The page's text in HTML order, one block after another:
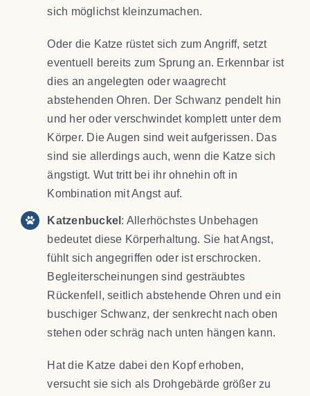
sich möglichst kleinzumachen.
Oder die Katze rüstet sich zum Angriff, setzt
eventuell bereits zum Sprung an. Erkennbar ist
dies an angelegten oder waagrecht
abstehenden Ohren. Der Schwanz pendelt hin
und her oder verschwindet komplett unter dem
Körper. Die Augen sind weit aufgerissen. Das
sind sie allerdings auch, wenn die Katze sich
ängstigt. Wut tritt bei ihr ohnehin oft in
Kombination mit Angst auf.
Katzenbuckel : Allerhöchstes Unbehagen
bedeutet diese Körperhaltung. Sie hat Angst,
fühlt sich angegriffen oder ist erschrocken.
Begleiterscheinungen sind gesträubtes
Rückenfell, seitlich abstehende Ohren und ein
buschiger Schwanz, der senkrecht nach oben
stehen oder schräg nach unten hängen kann.
Hat die Katze dabei den Kopf erhoben,
versucht sie sich als Drohgebärde größer zu